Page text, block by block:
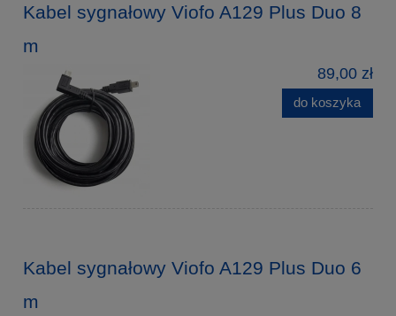
Kabel sygnałowy Viofo A129 Plus Duo 8
m
89,00 zł
do koszyka
Kabel sygnałowy Viofo A129 Plus Duo 6
m